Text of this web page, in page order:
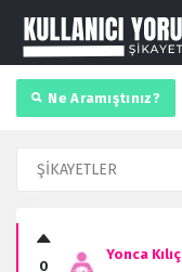
Ne Aramıştınız?
Kullanıcı
Yorumları
0
Yonca Kılıç